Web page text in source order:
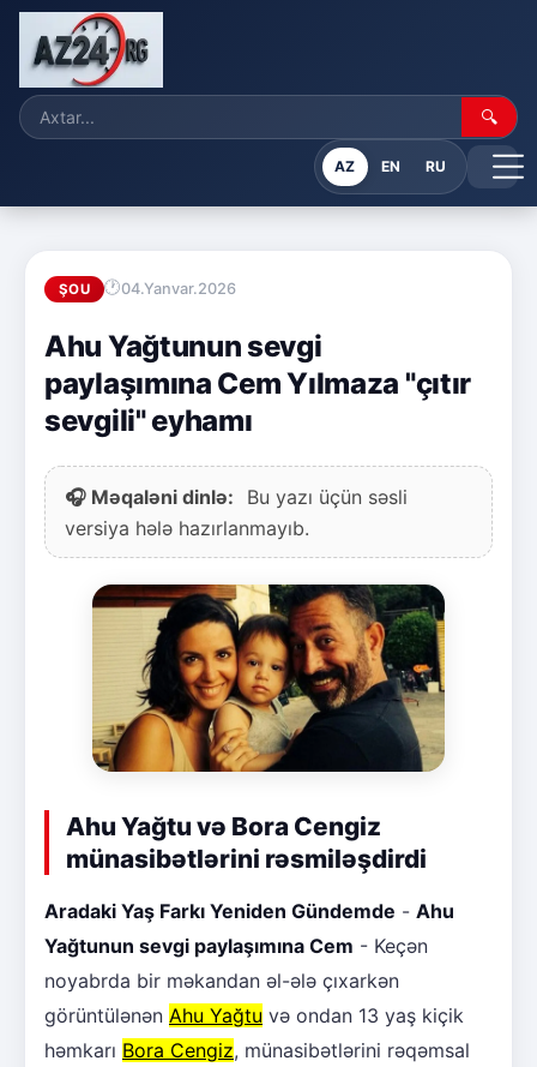
🔍
AZ EN RU
ŞOU 04.Yanvar.2026
Ahu Yağtunun sevgi
paylaşımına Cem Yılmaza "çıtır
sevgili" eyhamı
🎧 Məqaləni dinlə:
Bu yazı üçün səsli
versiya hələ hazırlanmayıb.
Ahu Yağtu və Bora Cengiz
münasibətlərini rəsmiləşdirdi
Aradaki Yaş Farkı Yeniden Gündemde - Ahu
Yağtunun sevgi paylaşımına Cem - Keçən
noyabrda bir məkandan əl-ələ çıxarkən
görüntülənən Ahu Yağtu və ondan 13 yaş kiçik
həmkarı Bora Cengiz, münasibətlərini rəqəmsal